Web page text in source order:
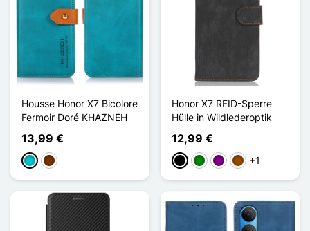
Housse Honor X7 Bicolore
Fermoir Doré KHAZNEH
13,99 €
TürkisKaffee
Honor X7 RFID-Sperre
Hülle in Wildlederoptik
12,99 €
Schwarz
GrünViolettBraun
+1